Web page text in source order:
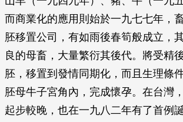
而商業化的應用則始於一九七七年，
胚移置公司，有如雨後春筍般成立，
良的母畜，大量繁衍其後代。將受精
胚，移置到發情同期化，而且生理條
胚母牛子宮角內，完成懷孕。在台灣
起步較晚，也在一九八二年有了首例